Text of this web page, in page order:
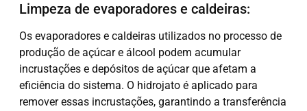
Limpeza de evaporadores e caldeiras:
Os evaporadores e caldeiras utilizados no processo de
produção de açúcar e álcool podem acumular
incrustações e depósitos de açúcar que afetam a
eficiência do sistema. O hidrojato é aplicado para
remover essas incrustações, garantindo a transferência